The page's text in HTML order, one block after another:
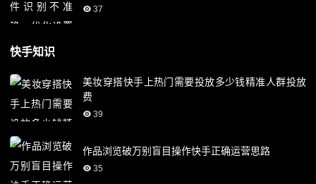
37
快手知识
美妆穿搭快手上热门需要投放多少钱精准人群投放
费
39
作品浏览破万别盲目操作快手正确运营思路
35